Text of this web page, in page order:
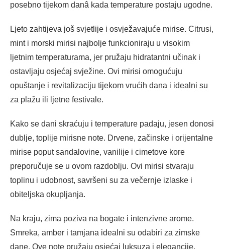
posebno tijekom danâ kada temperature postaju ugodne.
Ljeto zahtijeva još svjetlije i osvježavajuće mirise. Citrusi,
mint i morski mirisi najbolje funkcioniraju u visokim
ljetnim temperaturama, jer pružaju hidratantni učinak i
ostavljaju osjećaj svježine. Ovi mirisi omogućuju
opuštanje i revitalizaciju tijekom vrućih dana i idealni su
za plažu ili ljetne festivale.
Kako se dani skraćuju i temperature padaju, jesen donosi
dublje, toplije mirisne note. Drvene, začinske i orijentalne
mirise poput sandalovine, vanilije i cimetove kore
preporučuje se u ovom razdoblju. Ovi mirisi stvaraju
toplinu i udobnost, savršeni su za večernje izlaske i
obiteljska okupljanja.
Na kraju, zima poziva na bogate i intenzivne arome.
Smreka, amber i tamjana idealni su odabiri za zimske
dane. Ove note pružaju osjećaj luksuza i elegancije,